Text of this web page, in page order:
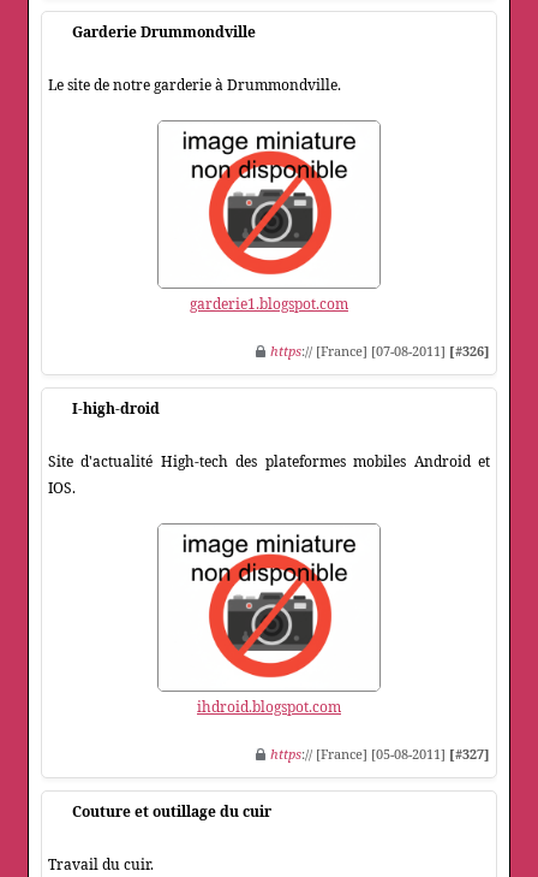
Garderie Drummondville
Le site de notre garderie à Drummondville.
garderie1.blogspot.com
https:// [France] [07-08-2011] [#326]
I-high-droid
Site d'actualité High-tech des plateformes mobiles Android et
IOS.
ihdroid.blogspot.com
https:// [France] [05-08-2011] [#327]
Couture et outillage du cuir
Travail du cuir.